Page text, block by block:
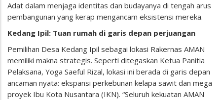
Adat dalam menjaga identitas dan budayanya di tengah arus
pembangunan yang kerap mengancam eksistensi mereka.
Kedang Ipil: Tuan rumah di garis depan perjuangan
Pemilihan Desa Kedang Ipil sebagai lokasi Rakernas AMAN
memiliki makna strategis. Seperti ditegaskan Ketua Panitia
Pelaksana, Yoga Saeful Rizal, lokasi ini berada di garis depan
ancaman nyata: ekspansi perkebunan kelapa sawit dan mega
proyek Ibu Kota Nusantara (IKN). “Seluruh kekuatan AMAN